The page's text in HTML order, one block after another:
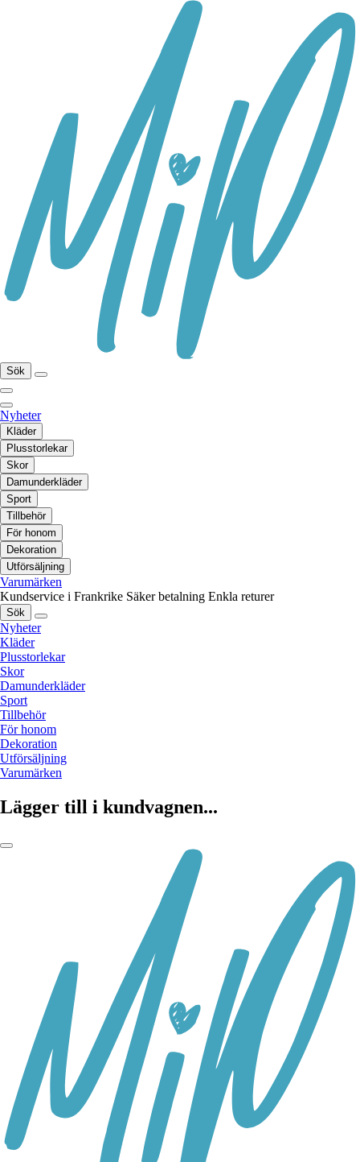
Sök
Nyheter
Kläder
Plusstorlekar
Skor
Damunderkläder
Sport
Tillbehör
För honom
Dekoration
Utförsäljning
Varumärken
Kundservice i Frankrike Säker betalning Enkla returer
Sök
Nyheter
Kläder
Plusstorlekar
Skor
Damunderkläder
Sport
Tillbehör
För honom
Dekoration
Utförsäljning
Varumärken
Lägger till i kundvagnen...